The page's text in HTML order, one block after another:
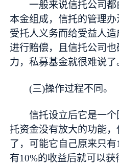
一般来说信托公司
本金组成，信托的管理
受托人义务而给受益人
进行赔偿，且信托公司
力，私募基金就很难说了
(三)操作过程不同。
信托设立后它是一
托资金没有放大的功能
了，可能它自己原来只
有10%的收益后就可以获